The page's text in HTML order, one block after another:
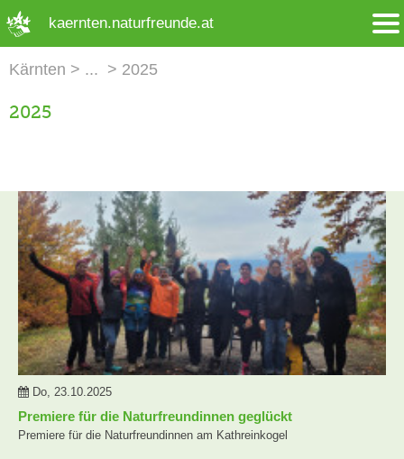
kaernten.naturfreunde.at
Kärnten 2025
2025
Do, 23.10.2025
Premiere für die Naturfreundinnen geglückt
Premiere für die Naturfreundinnen am Kathreinkogel